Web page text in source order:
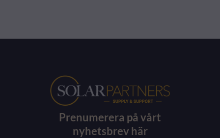
Prenumerera på vårt
nyhetsbrev här